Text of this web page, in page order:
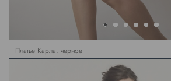
Платье Карла, черное